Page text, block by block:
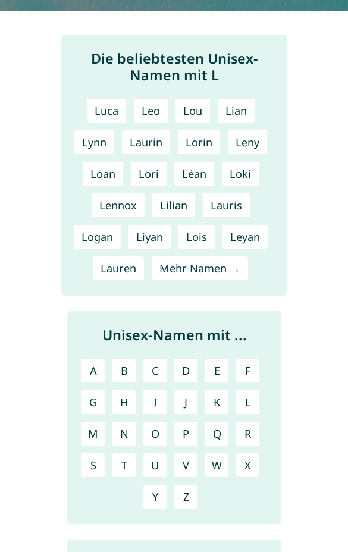
Die beliebtesten Unisex-
Namen mit L
Luca Leo Lou Lian
Lynn Laurin Lorin Leny
Loan Lori Léan Loki
Lennox Lilian Lauris
Logan Liyan Lois Leyan
Lauren Mehr Namen →
Unisex-Namen mit ...
A B C D E F
G H I J K L
M N O P Q R
S T U V W X
Y Z